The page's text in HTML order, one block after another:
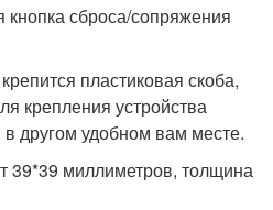
сброса/сопряжения
пластиковая скоба,
крепления устройства
в другом удобном вам месте.
39*39 миллиметров, толщина